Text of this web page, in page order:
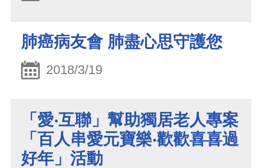
肺癌病友會 肺盡心思守護您
2018/3/19
「愛‧互聯」幫助獨居老人專案
「百人串愛元寶樂‧歡歡喜喜過
好年」活動